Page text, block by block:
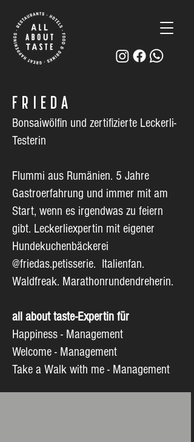
Bonsaiwölfin und zertifizierte Leckerli-
Testerin
Flummi aus Rumänien. 5 Jahre
Gastroerfahrung und immer mit am
Start, wenn es irgendwas zu feiern
gibt. Leckerliexpertin mit eigener
Hundekuchenbäckerei
@friedas.petisserie. Italienfan.
Waldfreak. Marathonrundendreherin.
all about taste-Expertin für
Happiness - Management
Welcome - Management
Take a Walk with me - Management
FRIEDA